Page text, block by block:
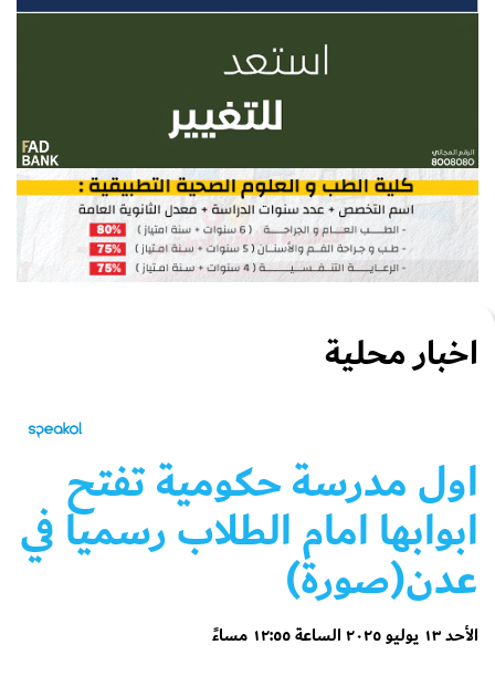
اخبار محلية
اول مدرسة حكومية تفتح
ابوابها امام الطلاب رسميا في
عدن(صورة)
الأحد ١٣ يوليو ٢٠٢٥ الساعة ١٢:٥٥ مساءً